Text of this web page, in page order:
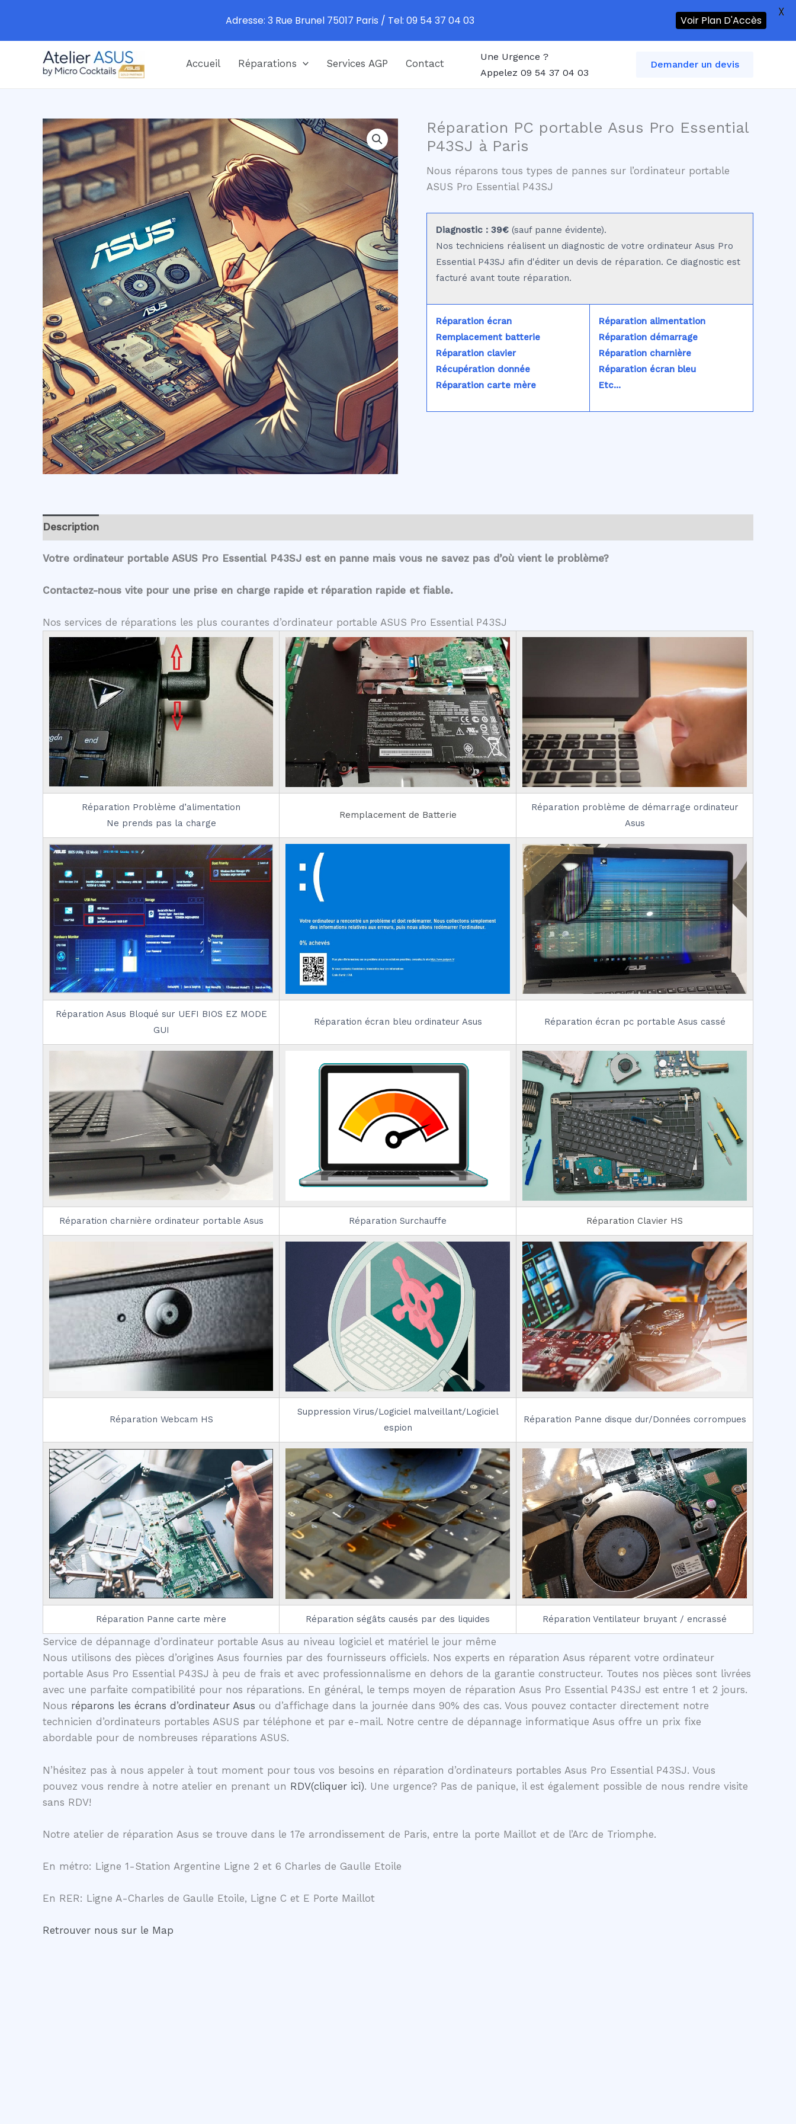
Accueil Réparations Services AGP Contact
Une Urgence ?
Appelez 09 54 37 04 03
Demander un devis
Réparation PC portable Asus Pro Essential
P43SJ à Paris
Nous réparons tous types de pannes sur l’ordinateur portable
ASUS Pro Essential P43SJ
Diagnostic : 39€ (sauf panne évidente).
Nos techniciens réalisent un diagnostic de votre ordinateur Asus Pro
Essential P43SJ afin d'éditer un devis de réparation. Ce diagnostic est
facturé avant toute réparation.
Réparation écran
Remplacement batterie
Réparation clavier
Récupération donnée
Réparation carte mère
Réparation alimentation
Réparation démarrage
Réparation charnière
Réparation écran bleu
Etc...
Description
Votre ordinateur portable ASUS Pro Essential P43SJ est en panne mais vous ne savez pas d’où vient le problème?
Contactez-nous vite pour une prise en charge rapide et réparation rapide et fiable.
Nos services de réparations les plus courantes d’ordinateur portable ASUS Pro Essential P43SJ
Réparation Problème d’alimentation
Ne prends pas la charge
Remplacement de Batterie
Réparation problème de démarrage ordinateur
Asus
Réparation Asus Bloqué sur UEFI BIOS EZ MODE
GUI
Réparation écran bleu ordinateur Asus Réparation écran pc portable Asus cassé
Réparation charnière ordinateur portable Asus Réparation Surchauffe Réparation Clavier HS
Réparation Webcam HS
Suppression Virus/Logiciel malveillant/Logiciel
espion
Réparation Panne disque dur/Données corrompues
Réparation Panne carte mère Réparation ségâts causés par des liquides Réparation Ventilateur bruyant / encrassé
Service de dépannage d’ordinateur portable Asus au niveau logiciel et matériel le jour même
Nous utilisons des pièces d’origines Asus fournies par des fournisseurs officiels. Nos experts en réparation Asus réparent votre ordinateur
portable Asus Pro Essential P43SJ à peu de frais et avec professionnalisme en dehors de la garantie constructeur. Toutes nos pièces sont livrées
avec une parfaite compatibilité pour nos réparations. En général, le temps moyen de réparation Asus Pro Essential P43SJ est entre 1 et 2 jours.
Nous réparons les écrans d’ordinateur Asus ou d’affichage dans la journée dans 90% des cas. Vous pouvez contacter directement notre
technicien d’ordinateurs portables ASUS par téléphone et par e-mail. Notre centre de dépannage informatique Asus offre un prix fixe
abordable pour de nombreuses réparations ASUS.
N’hésitez pas à nous appeler à tout moment pour tous vos besoins en réparation d’ordinateurs portables Asus Pro Essential P43SJ. Vous
pouvez vous rendre à notre atelier en prenant un RDV(cliquer ici). Une urgence? Pas de panique, il est également possible de nous rendre visite
sans RDV!
Notre atelier de réparation Asus se trouve dans le 17e arrondissement de Paris, entre la porte Maillot et de l’Arc de Triomphe.
En métro: Ligne 1-Station Argentine Ligne 2 et 6 Charles de Gaulle Etoile
En RER: Ligne A-Charles de Gaulle Etoile, Ligne C et E Porte Maillot
Retrouver nous sur le Map
Adresse: 3 Rue Brunel 75017 Paris / Tel: 09 54 37 04 03 Voir Plan D'Accès
X